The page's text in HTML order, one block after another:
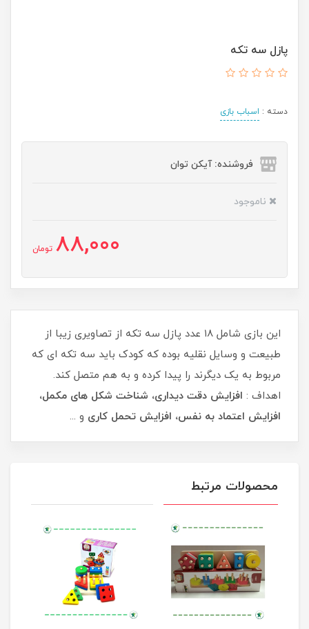
پازل سه تکه
دسته : اسباب بازی
فروشنده: آیکن توان
ناموجود
88,000 تومان
این بازی شامل ۱۸ عدد پازل سه تکه از تصاویری زیبا از
طبیعت و وسایل نقلیه بوده که کودک باید سه تکه ای که
مربوط به یک دیگرند را پیدا کرده و به هم متصل کند.
اهداف : افزایش دقت دیداری، شناخت شکل های مکمل،
افزایش اعتماد به نفس، افزایش تحمل کاری ​و ...​​​
محصولات مرتبط